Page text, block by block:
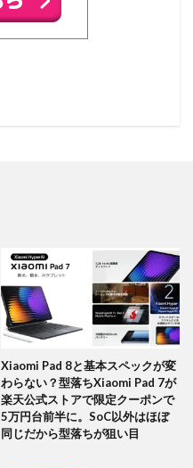
Xiaomi Pad 8と基本スペックが変
わらない？型落ちXiaomi Pad 7が
楽天公式ストアで限定クーポンで
5万円台前半に。SoC以外はほぼ
同じだから型落ちが狙い目